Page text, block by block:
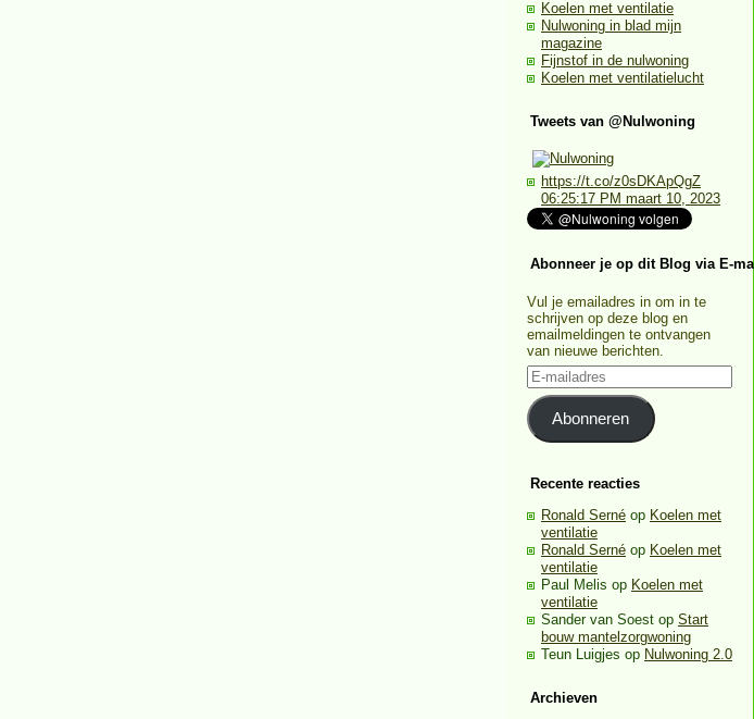
Koelen met ventilatie
Nulwoning in blad mijn
magazine
Fijnstof in de nulwoning
Koelen met ventilatielucht
Tweets van @Nulwoning
https://t.co/z0sDKApQgZ
06:25:17 PM maart 10, 2023
Abonneer je op dit Blog via E-
Vul je emailadres in om in te
schrijven op deze blog en
emailmeldingen te ontvangen
van nieuwe berichten.
E-
mailadres
Abonneren
Recente reacties
Ronald Serné op Koelen met
ventilatie
Ronald Serné op Koelen met
ventilatie
Paul Melis op Koelen met
ventilatie
Sander van Soest op Start
bouw mantelzorgwoning
Teun Luigjes op Nulwoning 2.0
Archieven